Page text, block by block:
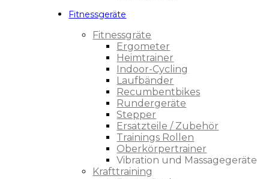
Fitnessgeräte
Fitnessgräte
Ergometer
Heimtrainer
Indoor-Cycling
Laufbänder
Recumbentbikes
Rundergeräte
Stepper
Ersatzteile / Zubehör
Trainings Rollen
Oberkörpertrainer
Vibration und Massagegeräte
Krafttraining